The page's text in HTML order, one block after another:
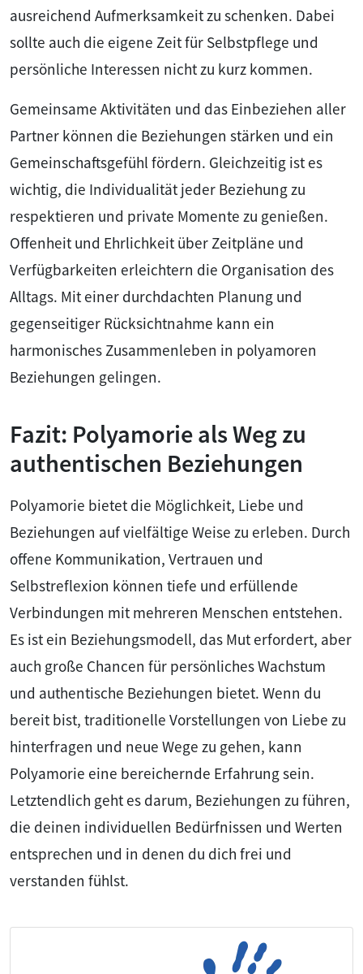
ausreichend Aufmerksamkeit zu schenken. Dabei
sollte auch die eigene Zeit für Selbstpflege und
persönliche Interessen nicht zu kurz kommen.
Gemeinsame Aktivitäten und das Einbeziehen aller
Partner können die Beziehungen stärken und ein
Gemeinschaftsgefühl fördern. Gleichzeitig ist es
wichtig, die Individualität jeder Beziehung zu
respektieren und private Momente zu genießen.
Offenheit und Ehrlichkeit über Zeitpläne und
Verfügbarkeiten erleichtern die Organisation des
Alltags. Mit einer durchdachten Planung und
gegenseitiger Rücksichtnahme kann ein
harmonisches Zusammenleben in polyamoren
Beziehungen gelingen.
Fazit: Polyamorie als Weg zu
authentischen Beziehungen
Polyamorie bietet die Möglichkeit, Liebe und
Beziehungen auf vielfältige Weise zu erleben. Durch
offene Kommunikation, Vertrauen und
Selbstreflexion können tiefe und erfüllende
Verbindungen mit mehreren Menschen entstehen.
Es ist ein Beziehungsmodell, das Mut erfordert, aber
auch große Chancen für persönliches Wachstum
und authentische Beziehungen bietet. Wenn du
bereit bist, traditionelle Vorstellungen von Liebe zu
hinterfragen und neue Wege zu gehen, kann
Polyamorie eine bereichernde Erfahrung sein.
Letztendlich geht es darum, Beziehungen zu führen,
die deinen individuellen Bedürfnissen und Werten
entsprechen und in denen du dich frei und
verstanden fühlst.